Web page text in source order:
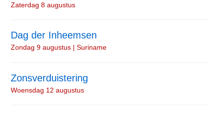
Zaterdag 8 augustus
Dag der Inheemsen
Zondag 9 augustus | Suriname
Zonsverduistering
Woensdag 12 augustus